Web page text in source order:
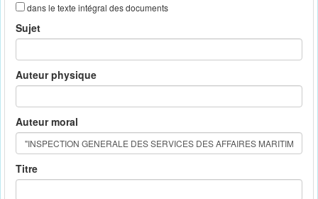
dans le texte intégral des documents
Sujet
Auteur physique
Auteur moral
Titre